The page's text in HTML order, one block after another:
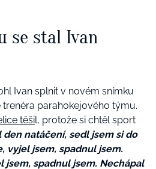
se stal Ivan
Ivan splnit v novém snímku
trenéra parahokejového týmu.
těšil, protože si chtěl sport
den natáčení, sedl jsem si do
vyjel jsem, spadnul jsem.
jsem, spadnul jsem. Nechápal